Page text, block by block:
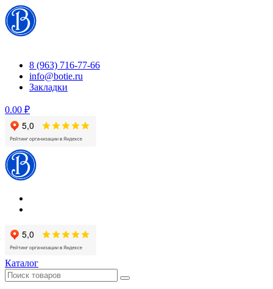
Перейти
к
содержимому
8 (963) 716-77-66
info@botie.ru
Закладки
0.00 ₽
Каталог